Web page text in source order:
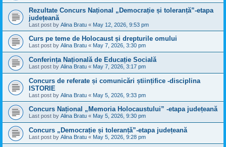
Rezultate Concurs Național „Democrație și toleranță”-etapa
județeană
Last post by Alina Bratu « May 12, 2026, 9:53 pm
Curs pe teme de Holocaust și drepturile omului
Last post by Alina Bratu « May 7, 2026, 3:30 pm
Conferința Națională de Educație Socială
Last post by Alina Bratu « May 7, 2026, 3:17 pm
Concurs de referate și comunicări științifice -disciplina
ISTORIE
Last post by Alina Bratu « May 5, 2026, 9:33 pm
Concurs Național „Memoria Holocaustului” -etapa județeană
Last post by Alina Bratu « May 5, 2026, 9:30 pm
Concurs „Democrație și toleranță”-etapa județeană
Last post by Alina Bratu « May 5, 2026, 9:28 pm